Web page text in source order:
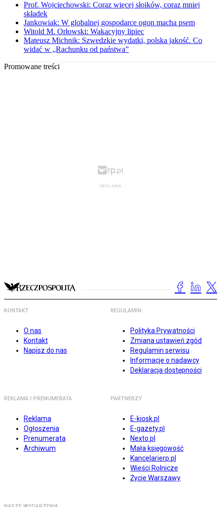
Prof. Wojciechowski: Coraz więcej słoików, coraz mniej
składek
Jankowiak: W globalnej gospodarce ogon macha psem
Witold M. Orłowski: Wakacyjny lipiec
Mateusz Michnik: Szwedzkie wydatki, polska jakość. Co
widać w „Rachunku od państwa”
Promowane treści
KONTAKT
O nas
Kontakt
Napisz do nas
REGULAMIN
Polityka Prywatności
Zmiana ustawień zgód
Regulamin serwisu
Informacje o nadawcy
Deklaracja dostępności
REKLAMA I PRENUMERATA
Reklama
Ogłoszenia
Prenumerata
Archiwum
PARTNERZY
E-kiosk.pl
E-gazety.pl
Nexto.pl
Mała księgowość
Kancelarierp.pl
Wieści Rolnicze
Życie Warszawy